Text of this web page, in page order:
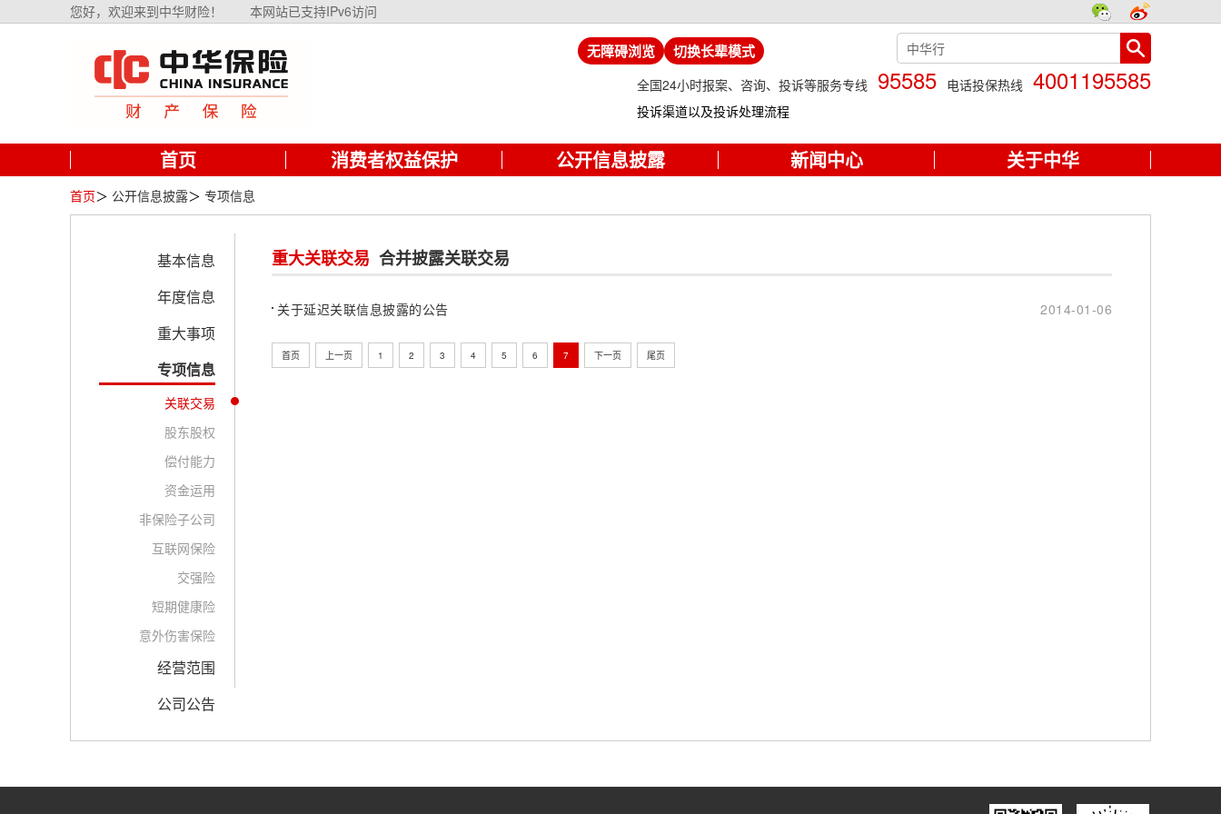
您好，欢迎来到中华财险！ 本网站已支持IPv6访问
无障碍浏览 切换长辈模式
全国24小时报案、咨询、投诉等服务专线 95585 电话投保热线 4001195585
投诉渠道以及投诉处理流程
首页 消费者权益保护 公开信息披露 新闻中心 关于中华
首页＞ 公开信息披露＞ 专项信息
基本信息
年度信息
重大事项
专项信息
关联交易
股东股权
偿付能力
资金运用
非保险子公司
互联网保险
交强险
短期健康险
意外伤害保险
经营范围
公司公告
重大关联交易 合并披露关联交易
关于延迟关联信息披露的公告 2014-01-06
首页 上一页 1 2 3 4 5 6 7 下一页 尾页